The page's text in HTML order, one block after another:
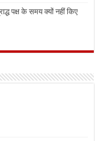
पक्ष के समय क्यों नहीं किए